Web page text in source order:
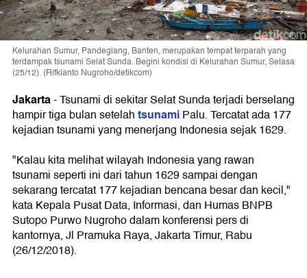
Kelurahan Sumur, Pandeglang, Banten, merupakan tempat terparah yang
terdampak tsunami Selat Sunda. Begini kondisi di Kelurahan Sumur, Selasa
(25/12). (Rifkianto Nugroho/detikcom)
Jakarta-Tsunami di sekitar Selat Sunda terjadi berselang
hampir tiga bulan setelahtsunamiPalu. Tercatat ada 177
kejadian tsunami yang menerjang Indonesia sejak 1629.
"Kalau kita melihat wilayah Indonesia yang rawan
tsunami seperti ini dari tahun 1629 sampai dengan
sekarang tercatat 177 kejadian bencana besar dan kecil,"
kata Kepala Pusat Data, Informasi, dan Humas BNPB
Sutopo Purwo Nugroho dalam konferensi pers di
kantornya, Jl Pramuka Raya, Jakarta Timur, Rabu
(26/12/2018).